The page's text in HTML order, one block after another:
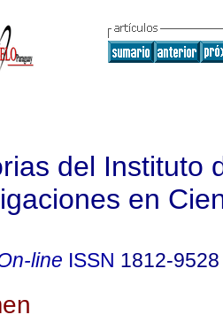
del Instituto
en
line ISSN 1812-9528